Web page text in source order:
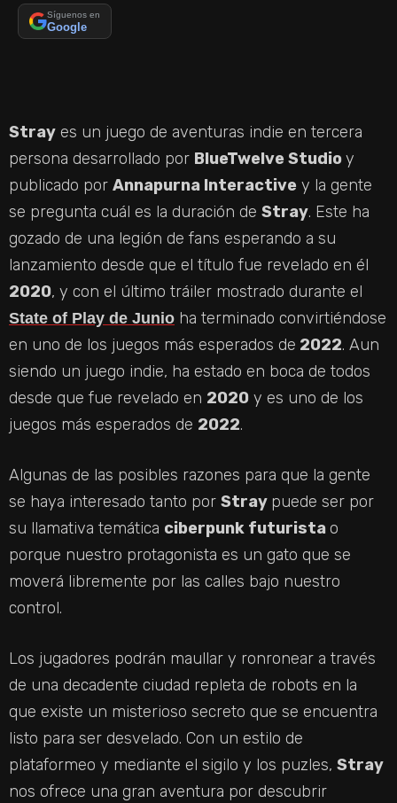
Síguenos en
Google
Stray es un juego de aventuras indie en tercera
persona desarrollado por BlueTwelve Studioy
publicado por Annapurna Interactive y la gente
se pregunta cuál es la duración de Stray. Este ha
gozado de una legión de fans esperando a su
lanzamiento desde que el título fue revelado en él
2020, y con el último tráiler mostrado durante el
State of Play de Junio ha terminado convirtiéndose
en uno de los juegos más esperados de 2022. Aun
siendo un juego indie, ha estado en boca de todos
desde que fue revelado en 2020 y es uno de los
juegos más esperados de 2022.
Algunas de las posibles razones para que la gente
se haya interesado tanto por Stray puede ser por
su llamativa temática ciberpunk futuristao
porque nuestro protagonista es un gato que se
moverá libremente por las calles bajo nuestro
control.
Los jugadores podrán maullar y ronronear a través
de una decadente ciudad repleta de robots en la
que existe un misterioso secreto que se encuentra
listo para ser desvelado. Con un estilo de
plataformeo y mediante el sigilo y los puzles, Stray
nos ofrece una gran aventura por descubrir